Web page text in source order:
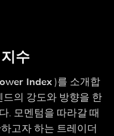
수
Index)를 소개합
의 강도와 방향을 한
. 모멘텀을 따라갈 때
고자 하는 트레이더